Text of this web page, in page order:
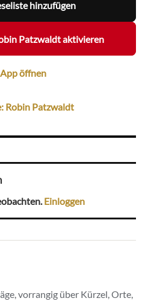
hinzufügen
Patzwaldt aktivieren
öffnen
Robin Patzwaldt
Einloggen
vorrangig über Kürzel, Orte,